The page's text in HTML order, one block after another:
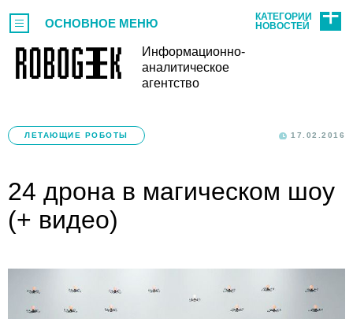
Информационно-
аналитическое
агентство
ОСНОВНОЕ МЕНЮ
КАТЕГОРИИ
НОВОСТЕЙ
ЛЕТАЮЩИЕ РОБОТЫ 17.02.2016
24 дрона в магическом шоу
(+ видео)